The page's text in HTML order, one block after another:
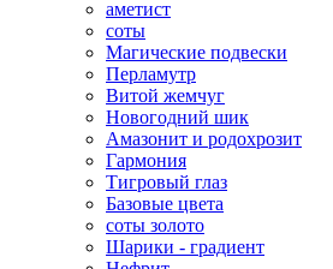
аметист
соты
Магические подвески
Перламутр
Витой жемчуг
Новогодний шик
Амазонит и родохрозит
Гармония
Тигровый глаз
Базовые цвета
соты золото
Шарики - градиент